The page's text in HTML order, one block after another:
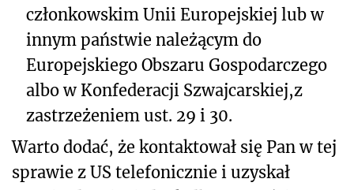
członkowskim Unii Europejskiej lub w
innym państwie należącym do
Europejskiego Obszaru Gospodarczego
albo w Konfederacji Szwajcarskiej,z
zastrzeżeniem ust. 29 i 30.
Warto dodać, że kontaktował się Pan w tej
sprawie z US telefonicznie i uzyskał